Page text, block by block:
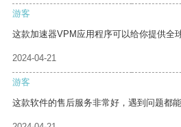
游客
这款加速器VPM应用程序可以给你提供全
2024-04-21
游客
这款软件的售后服务非常好，遇到问题都能